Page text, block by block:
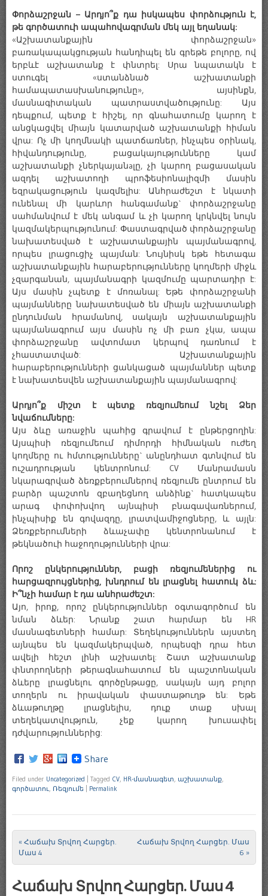
Փորձաշրջան – Արդյո՞ք դա իսկապես փորձություն է,
թե գործատուի ապահովագրման մեկ այլ եղանակ:
«Աշխատանքային փորձաշրջան»
բառակապակցության հանդիպել են գրեթե բոլորը, ով
երբևէ աշխատանք է փնտրել: Սրա նպատակն է
ստուգել «ստանձնած աշխատանքի
համապատասխանությունը», այսինքն,
մասնագիտական պատրաստվածությունը: Այս
դեպքում, պետք է հիշել, որ գնահատումը կարող է
անցկացվել միայն կատարված աշխատանքի հիման
վրա: Ոչ մի կողմնակի պատճառներ, ինչպես օրինակ,
հիվանդությունը, բացակայությունները կամ
աշխատանքի չներկայանaլը, չի կարող բացասական
ազդել աշխատողի պրոֆեսիոնալիզմի մասին
եզրակացություն կազմելիս: Անհրաժեշտ է նկատի
ունենալ մի կարևոր հանգամանք` փորձաշրջանը
սահմանվում է մեկ անգամ և չի կարող կրկնվել նույն
կազմակերպությունում: Փաստագրված փորձաշրջանը
նախատեսված է աշխատանքային պայմանագրով,
որպես լրացուցիչ պայման: Նույնիսկ եթե հետագա
աշխատանքային հարաբերությունները կողմերի միջև
չզարգանան, պայմանագրի կազմումը պարտադիր է:
Այս մասին չպետք է մոռանալ: Եթե փորձաշրջանի
պայմանները նախատեսված են միայն աշխատանքի
ընդունման հրամանով, սակայն աշխատանքային
պայմանագրում այս մասին ոչ մի բառ չկա, ապա
փորձաշրջանը ավտոմատ կերպով դառնում է
չհաստատված: Աշխատանքային
հարաբերությունների ցանկացած պայմաններ պետք
է նախատեսվեն աշխատանքային պայմանագրով:
Արդյո՞ք միշտ է պետք ռեզյումեում նշել Ձեր
նվաճումները:
Այս ձևը առաջին պահից գրավում է ընթերցողին:
Այսպիսի ռեզյումեում դիմորդի հիմնական ուժեղ
կողմերը ու հմտությունները` անընդհատ գտնվում են
ուշադրության կենտրոնում: CV Մանրամասն
նկարագրված ձեռքբերումներով ռեզյումե ընտրում են
բարձր պաշտոն զբաղեցնող անձինք` հատկապես
արագ փոփոխվող այնպիսի բնագավառներում,
ինչպիսիք են գովազդը, լրատվամիջոցները, և այլն:
Ձեռքբերումների ձևաչափը կենտրոնանում է
թեկնածուի հաջողությունների վրա:
Որոշ ընկերություններ, բացի ռեզյումեներից ու
հարցազրույցներից, խնդրում են լրացնել հատուկ ձև:
Ի՞նչի համար է դա անհրաժեշտ:
Այո, իրոք, որոշ ընկերություններ օգտագործում են
նման ձևեր: Նրանք շատ հարմար են HR
մասնագետների համար: Տեղեկություններն այստեղ
այնպես են կազմակերպված, որպեսզի դրա հետ
ավելի հեշտ լինի աշխատել: Շատ աշխատանք
փնտրողների թերագնահատում են պաշտոնական
ձևերը լրացնելու գործընթացը, սակայն այդ բոլոր
տողերն ու իրավական փաստաթուղթ են: Եթե
ձևաթուղթը լրացնելիս, դուք տաք սխալ
տեղեկատվություն, չեք կարող խուսափել
դժվարություններից:
Share
Filed under Uncategorized Tagged CV HR-մասնագետ աշխատանք
գործատու
Ռեզյումե Permalink
Post navigation
« Հաճախ Տրվող Հարցեր.
Մաս 4
Հաճախ Տրվող Հարցեր. Մաս
6 »
Հաճախ Տրվող Հարցեր. Մաս 4